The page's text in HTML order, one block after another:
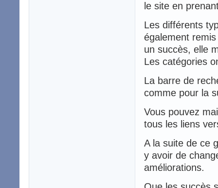
le site en
Les différents
également
un succès, elle
Les catégories
La barre de
comme pour la
Vous pouvez
tous les liens
A la suite de ce
y avoir de
améliorations.